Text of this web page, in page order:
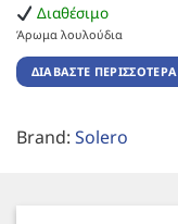
Διαθέσιμο
Άρωμα λουλούδια
ΔΙΑΒΆΣΤΕ ΠΕΡΙΣΣΌΤΕΡΑ
Brand: Solero